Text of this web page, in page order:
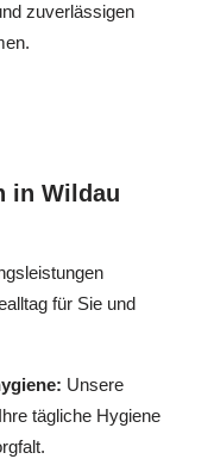
zuverlässigen
in Wildau
für Sie und
Unsere
tägliche Hygiene